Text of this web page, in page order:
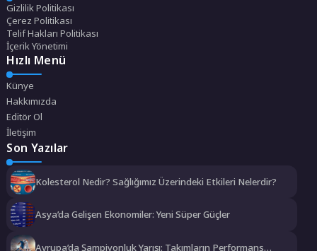
Gizlilik Politikası
Çerez Politikası
Telif Hakları Politikası
İçerik Yönetimi
Hızlı Menü
Künye
Hakkımızda
Editör Ol
İletişim
Son Yazılar
Kolesterol Nedir? Sağlığımız Üzerindeki Etkileri Nelerdir?
Asya’da Gelişen Ekonomiler: Yeni Süper Güçler
Avrupa’da Şampiyonluk Yarışı: Takımların Performans